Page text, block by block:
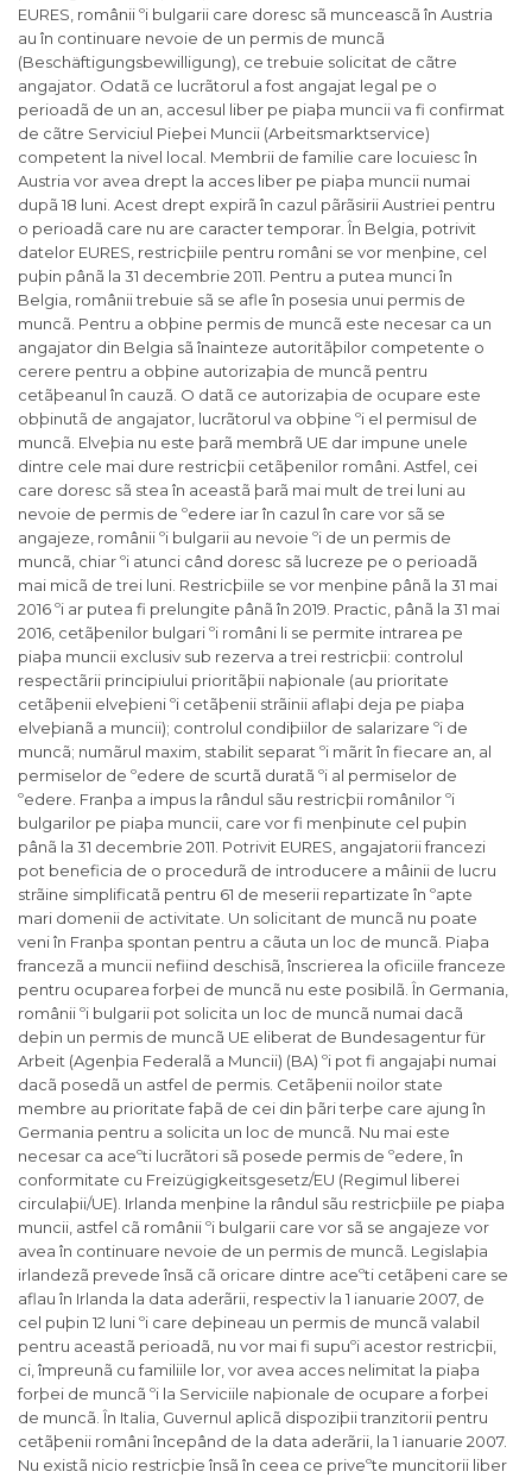
EURES, românii ºi bulgarii care doresc sã munceascã în Austria
au în continuare nevoie de un permis de muncã
(Beschäftigungsbewilligung), ce trebuie solicitat de cãtre
angajator. Odatã ce lucrãtorul a fost angajat legal pe o
perioadã de un an, accesul liber pe piaþa muncii va fi confirmat
de cãtre Serviciul Pieþei Muncii (Arbeitsmarktservice)
competent la nivel local. Membrii de familie care locuiesc în
Austria vor avea drept la acces liber pe piaþa muncii numai
dupã 18 luni. Acest drept expirã în cazul pãrãsirii Austriei pentru
o perioadã care nu are caracter temporar. În Belgia, potrivit
datelor EURES, restricþiile pentru români se vor menþine, cel
puþin pânã la 31 decembrie 2011. Pentru a putea munci în
Belgia, românii trebuie sã se afle în posesia unui permis de
muncã. Pentru a obþine permis de muncã este necesar ca un
angajator din Belgia sã înainteze autoritãþilor competente o
cerere pentru a obþine autorizaþia de muncã pentru
cetãþeanul în cauzã. O datã ce autorizaþia de ocupare este
obþinutã de angajator, lucrãtorul va obþine ºi el permisul de
muncã. Elveþia nu este þarã membrã UE dar impune unele
dintre cele mai dure restricþii cetãþenilor români. Astfel, cei
care doresc sã stea în aceastã þarã mai mult de trei luni au
nevoie de permis de ºedere iar în cazul în care vor sã se
angajeze, românii ºi bulgarii au nevoie ºi de un permis de
muncã, chiar ºi atunci când doresc sã lucreze pe o perioadã
mai micã de trei luni. Restricþiile se vor menþine pânã la 31 mai
2016 ºi ar putea fi prelungite pânã în 2019. Practic, pânã la 31 mai
2016, cetãþenilor bulgari ºi români li se permite intrarea pe
piaþa muncii exclusiv sub rezerva a trei restricþii: controlul
respectãrii principiului prioritãþii naþionale (au prioritate
cetãþenii elveþieni ºi cetãþenii strãinii aflaþi deja pe piaþa
elveþianã a muncii); controlul condiþiilor de salarizare ºi de
muncã; numãrul maxim, stabilit separat ºi mãrit în fiecare an, al
permiselor de ºedere de scurtã duratã ºi al permiselor de
ºedere. Franþa a impus la rândul sãu restricþii românilor ºi
bulgarilor pe piaþa muncii, care vor fi menþinute cel puþin
pânã la 31 decembrie 2011. Potrivit EURES, angajatorii francezi
pot beneficia de o procedurã de introducere a mâinii de lucru
strãine simplificatã pentru 61 de meserii repartizate în ºapte
mari domenii de activitate. Un solicitant de muncã nu poate
veni în Franþa spontan pentru a cãuta un loc de muncã. Piaþa
francezã a muncii nefiind deschisã, înscrierea la oficiile franceze
pentru ocuparea forþei de muncã nu este posibilã. În Germania,
românii ºi bulgarii pot solicita un loc de muncã numai dacã
deþin un permis de muncã UE eliberat de Bundesagentur für
Arbeit (Agenþia Federalã a Muncii) (BA) ºi pot fi angajaþi numai
dacã posedã un astfel de permis. Cetãþenii noilor state
membre au prioritate faþã de cei din þãri terþe care ajung în
Germania pentru a solicita un loc de muncã. Nu mai este
necesar ca aceºti lucrãtori sã posede permis de ºedere, în
conformitate cu Freizügigkeitsgesetz/EU (Regimul liberei
circulaþii/UE). Irlanda menþine la rândul sãu restricþiile pe piaþa
muncii, astfel cã românii ºi bulgarii care vor sã se angajeze vor
avea în continuare nevoie de un permis de muncã. Legislaþia
irlandezã prevede însã cã oricare dintre aceºti cetãþeni care se
aflau în Irlanda la data aderãrii, respectiv la 1 ianuarie 2007, de
cel puþin 12 luni ºi care deþineau un permis de muncã valabil
pentru aceastã perioadã, nu vor mai fi supuºi acestor restricþii,
ci, împreunã cu familiile lor, vor avea acces nelimitat la piaþa
forþei de muncã ºi la Serviciile naþionale de ocupare a forþei
de muncã. În Italia, Guvernul aplicã dispoziþii tranzitorii pentru
cetãþenii români începând de la data aderãrii, la 1 ianuarie 2007.
Nu existã nicio restricþie însã în ceea ce priveºte muncitorii liber